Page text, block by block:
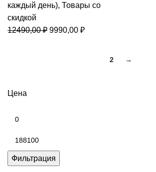
Цена
Фильтрация
каждый день), Товары со
скидкой
12490,00₽ Первоначальная
9990,00 ₽Текущая
2 →